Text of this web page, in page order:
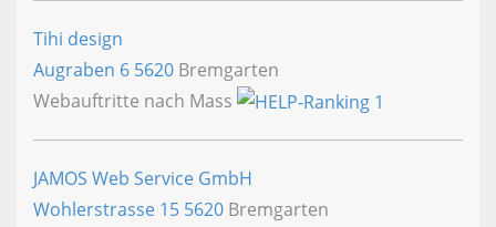
Tihi design
Augraben 6 5620 Bremgarten
Webauftritte nach Mass
JAMOS Web Service GmbH
Wohlerstrasse 15 5620 Bremgarten